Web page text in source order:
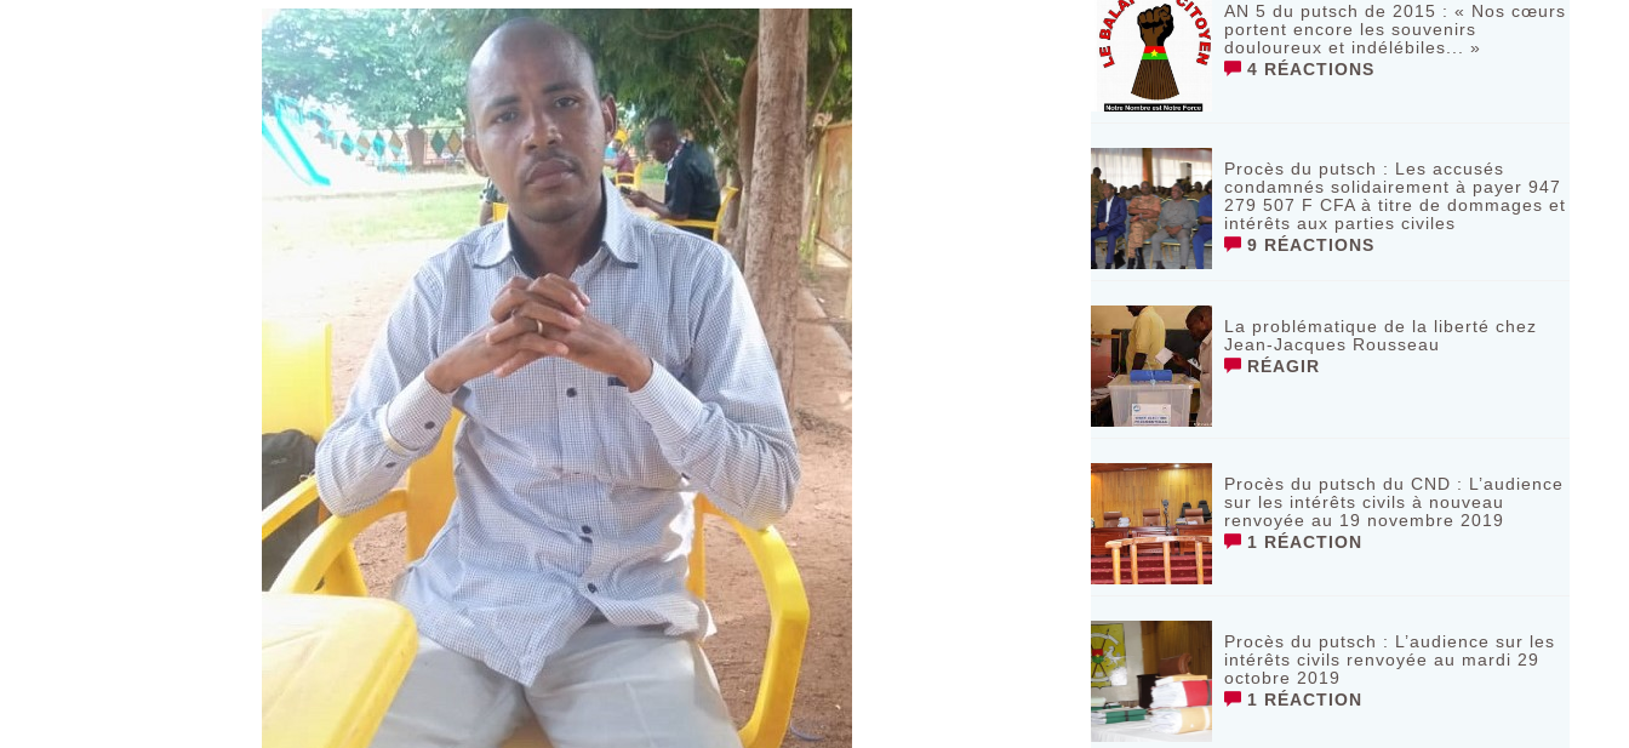
AN 5 du putsch de 2015 : « Nos cœurs
portent encore les souvenirs
douloureux et indélébiles... »
4 RÉACTIONS
Procès du putsch : Les accusés
condamnés solidairement à payer 947
279 507 F CFA à titre de dommages et
intérêts aux parties civiles
9 RÉACTIONS
La problématique de la liberté chez
Jean-Jacques Rousseau
RÉAGIR
Procès du putsch du CND : L’audience
sur les intérêts civils à nouveau
renvoyée au 19 novembre 2019
1 RÉACTION
Procès du putsch : L’audience sur les
intérêts civils renvoyée au mardi 29
octobre 2019
1 RÉACTION